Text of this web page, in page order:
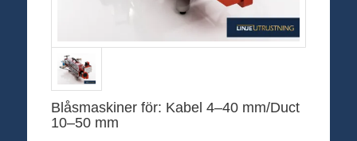
Blåsmaskiner för: Kabel 4–40 mm/Duct
10–50 mm